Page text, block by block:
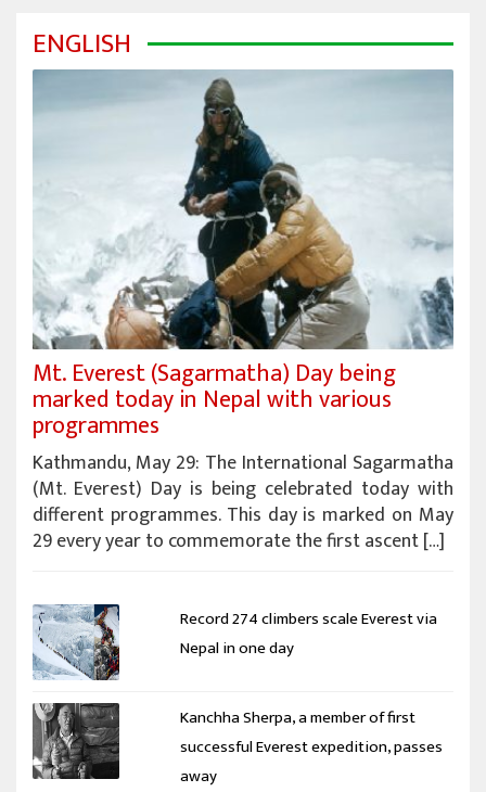
ENGLISH
Mt. Everest (Sagarmatha) Day being
marked today in Nepal with various
programmes
Kathmandu, May 29: The International Sagarmatha
(Mt. Everest) Day is being celebrated today with
different programmes. This day is marked on May
29 every year to commemorate the first ascent […]
Record 274 climbers scale Everest via
Nepal in one day
Kanchha Sherpa, a member of first
successful Everest expedition, passes
away